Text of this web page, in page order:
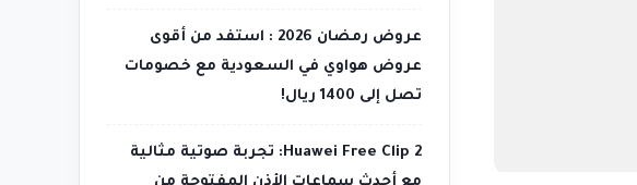
عروض رمضان 2026 : استفد من أقوى
عروض هواوي في السعودية مع خصومات
تصل إلى 1400 ريال!
Huawei Free Clip 2: تجربة صوتية مثالية